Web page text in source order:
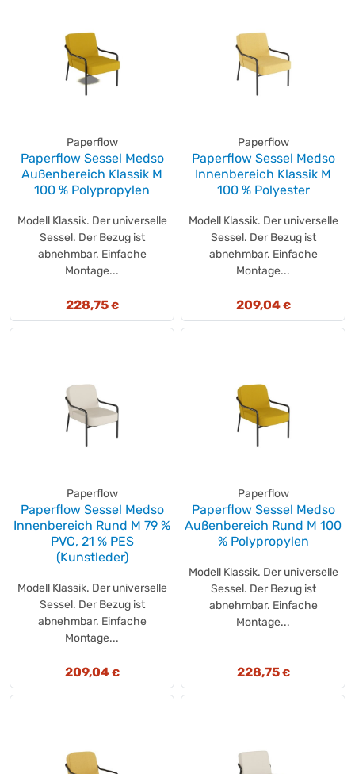
Paperflow
Paperflow Sessel Medso
Außenbereich Klassik M
100 % Polypropylen
Modell Klassik. Der universelle
Sessel. Der Bezug ist
abnehmbar. Einfache
Montage...
228,75€
Paperflow
Paperflow Sessel Medso
Innenbereich Klassik M
100 % Polyester
Modell Klassik. Der universelle
Sessel. Der Bezug ist
abnehmbar. Einfache
Montage...
209,04€
Paperflow
Paperflow Sessel Medso
Innenbereich Rund M 79 %
PVC, 21 % PES
(Kunstleder)
Modell Klassik. Der universelle
Sessel. Der Bezug ist
abnehmbar. Einfache
Montage...
209,04€
Paperflow
Paperflow Sessel Medso
Außenbereich Rund M 100
% Polypropylen
Modell Klassik. Der universelle
Sessel. Der Bezug ist
abnehmbar. Einfache
Montage...
228,75€